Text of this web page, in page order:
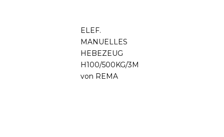
ELEF.
MANUELLES
HEBEZEUG
H100/500KG/3M
von REMA